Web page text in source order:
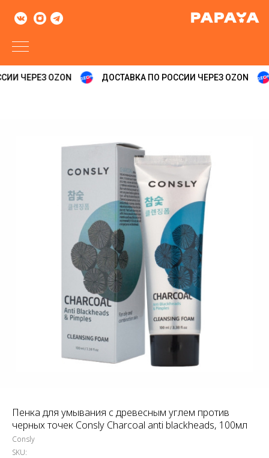
ЧЕРЕЗ OZON ДОСТАВКА ПО РОССИИ ЧЕРЕЗ OZON
Пенка для умывания c древесным углем против
черных точек Consly Charcoal anti blackheads, 100мл
Consly
SKU: